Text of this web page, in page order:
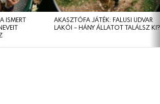
ISMERT
AKASZTÓFA JÁTÉK: FALUSI UDVAR
LAKÓI – HÁNY ÁLLATOT TALÁLSZ KI?